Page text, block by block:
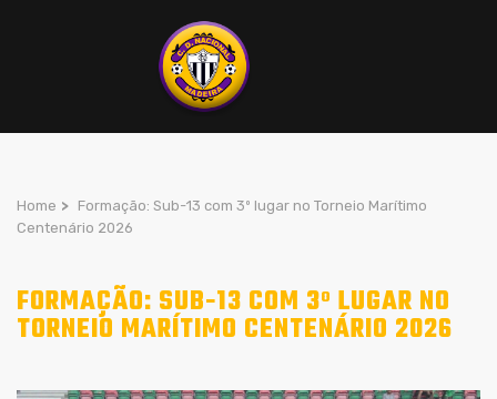
Home > Formação: Sub-13 com 3º lugar no Torneio Marítimo
Centenário 2026
FORMAÇÃO: SUB-13 COM 3º LUGAR NO
TORNEIO MARÍTIMO CENTENÁRIO 2026